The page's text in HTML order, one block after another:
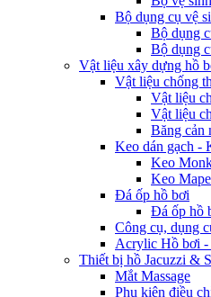
Bộ dụng cụ vệ
Bộ dụng
Bộ dụng
Vật liệu xây dựng hồ
Vật liệu chống
Vật liệu
Vật liệu
Băng cản
Keo dán gạch -
Keo
Keo
Đá ốp hồ bơi
Đá ốp hồ
Công cụ, dụng
Acrylic Hồ bơi
Thiết bị hồ Jacuzzi &
Mắt Massage
Phụ kiện điều